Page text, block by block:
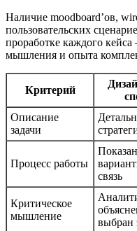
Наличие moodboard’ов,
пользовательских
проработке каждого
мышления и опыта
Критерий
Описание
задачи
Процесс работы
связь
Критическое
мышление
выбран